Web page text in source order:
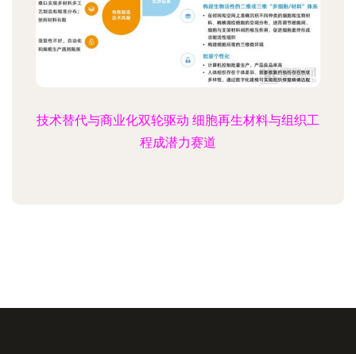
技术替代与商业化双轮驱动 细胞再生材料与组织工
程成潜力赛道